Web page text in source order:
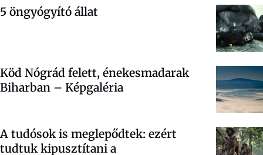
5 öngyógyító állat
Köd Nógrád felett, énekesmadarak
Biharban – Képgaléria
A tudósok is meglepődtek: ezért
tudtuk kipusztítani a